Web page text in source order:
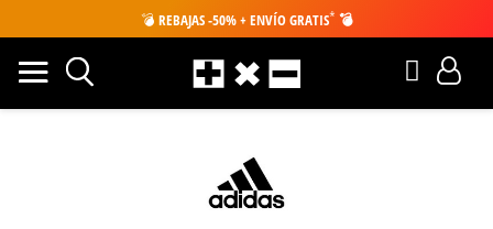
💣 REBAJAS -50% + ENVÍO GRATIS* 💣